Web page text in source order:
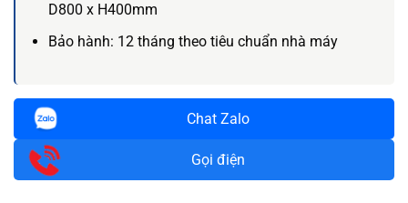
D800 x H400mm
Bảo hành: 12 tháng theo tiêu chuẩn nhà máy
Chat Zalo
Gọi điện